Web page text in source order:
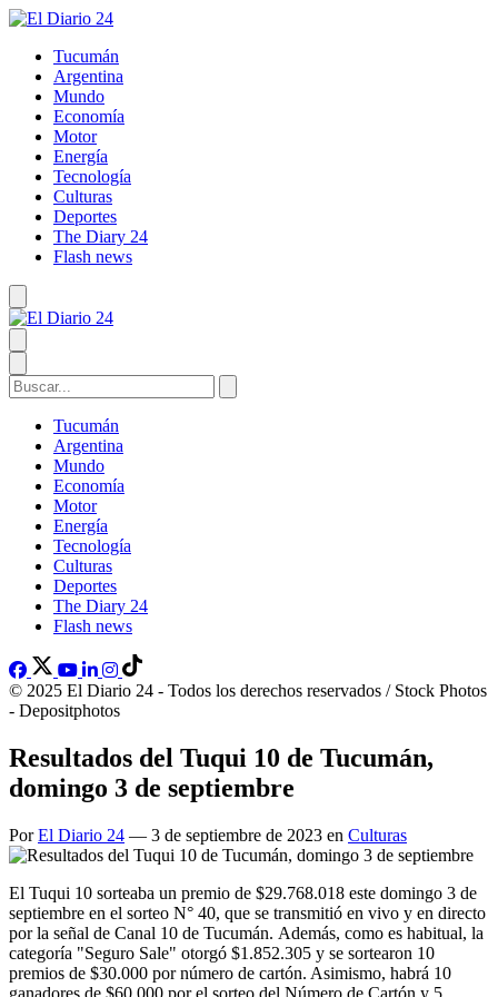
Tucumán
Argentina
Mundo
Economía
Motor
Energía
Tecnología
Culturas
Deportes
The Diary 24
Flash news
Tucumán
Argentina
Mundo
Economía
Motor
Energía
Tecnología
Culturas
Deportes
The Diary 24
Flash news
© 2025 El Diario 24 - Todos los derechos reservados / Stock Photos
- Depositphotos
Resultados del Tuqui 10 de Tucumán,
domingo 3 de septiembre
PorEl Diario 24 — 3 de septiembre de 2023 en Culturas
El Tuqui 10 sorteaba un premio de $29.768.018 este domingo 3 de
septiembre en el sorteo N° 40, que se transmitió en vivo y en directo
por la señal de Canal 10 de Tucumán. Además, como es habitual, la
categoría "Seguro Sale" otorgó $1.852.305 y se sortearon 10
premios de $30.000 por número de cartón. Asimismo, habrá 10
ganadores de $60.000 por el sorteo del Número de Cartón y 5